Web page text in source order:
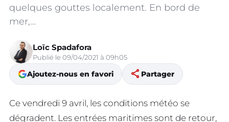
quelques gouttes localement. En bord de
mer,…
Loïc Spadafora
Publié le 09/04/2021 à 09h05
Ajoutez-nous en favori share Partager
Ce vendredi 9 avril, les conditions météo se
dégradent. Les entrées maritimes sont de retour,